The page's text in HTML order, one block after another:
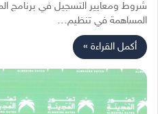
شروط ومعايير التسجيل في برنامج
المساهمة في تنظيم…
أكمل القراءة »